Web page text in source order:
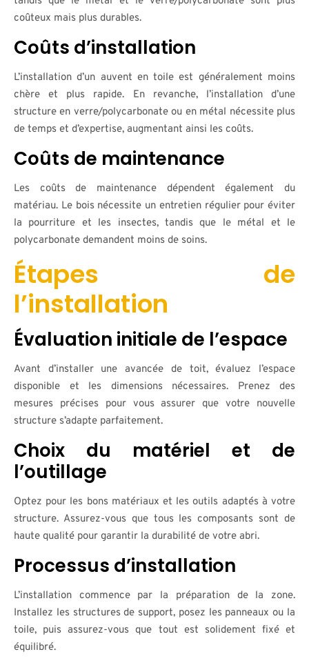
coûteux mais plus durables.
Coûts d’installation
L’installation d’un auvent en toile est généralement moins
chère et plus rapide. En revanche, l’installation d’une
structure en verre/polycarbonate ou en métal nécessite plus
de temps et d’expertise, augmentant ainsi les coûts.
Coûts de maintenance
Les coûts de maintenance dépendent également du
matériau. Le bois nécessite un entretien régulier pour éviter
la pourriture et les insectes, tandis que le métal et le
polycarbonate demandent moins de soins.
Étapes de
l’installation
Évaluation initiale de l’espace
Avant d’installer une avancée de toit, évaluez l’espace
disponible et les dimensions nécessaires. Prenez des
mesures précises pour vous assurer que votre nouvelle
structure s’adapte parfaitement.
Choix du matériel et de
l’outillage
Optez pour les bons matériaux et les outils adaptés à votre
structure. Assurez-vous que tous les composants sont de
haute qualité pour garantir la durabilité de votre abri.
Processus d’installation
L’installation commence par la préparation de la zone.
Installez les structures de support, posez les panneaux ou la
toile, puis assurez-vous que tout est solidement fixé et
équilibré.